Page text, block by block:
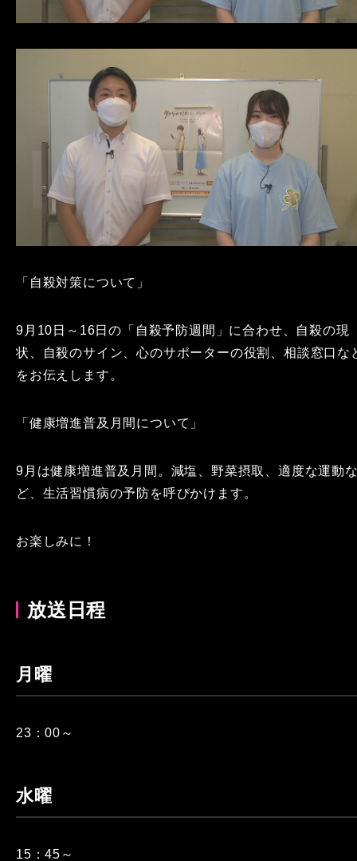
「自殺対策について」
9月10日～16日の「自殺予防週間」に合わせ、自殺の現
状、自殺のサイン、心のサポーターの役割、相談窓口な
をお伝えします。
「健康増進普及月間について」
9月は健康増進普及月間。減塩、野菜摂取、適度な運動
ど、生活習慣病の予防を呼びかけます。
お楽しみに！
放送日程
月曜
23：00～
水曜
15：45～